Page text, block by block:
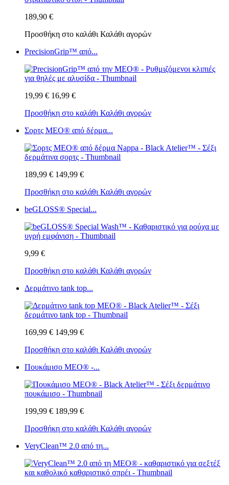
189,90 €
Προσθήκη στο καλάθι Καλάθι αγορών
PrecisionGrip™ από...
19,99 € 16,99 €
Προσθήκη στο καλάθι Καλάθι αγορών
Σορτς MEO® από δέρμα...
189,99 € 149,99 €
Προσθήκη στο καλάθι Καλάθι αγορών
beGLOSS® Special...
9,99 €
Προσθήκη στο καλάθι Καλάθι αγορών
Δερμάτινο tank top...
169,99 € 149,99 €
Προσθήκη στο καλάθι Καλάθι αγορών
Πουκάμισο MEO® -...
199,99 € 189,99 €
Προσθήκη στο καλάθι Καλάθι αγορών
VeryClean™ 2.0 από τη...